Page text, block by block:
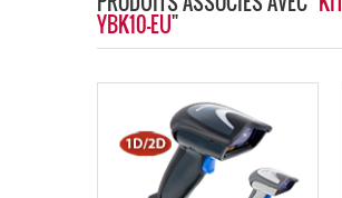
YBK10-EU"